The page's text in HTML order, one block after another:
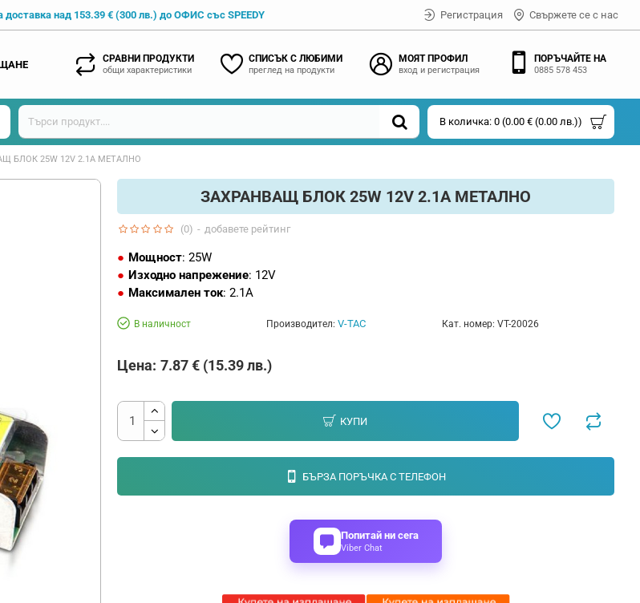
доставка над 153.39 € (300 лв.) до ОФИС със SPEEDY Регистрация Свържете се с нас
СРАВНИ ПРОДУКТИ
общи характеристики
СПИСЪК С ЛЮБИМИ
преглед на продукти
МОЯТ ПРОФИЛ
вход и регистрация
ПОРЪЧАЙТЕ НА
0885 578 453
В количка: 0 (0.00 € (0.00 лв.))
БЛОК 25W 12V 2.1A МЕТАЛНО
ЗАХРАНВАЩ БЛОК 25W 12V 2.1A МЕТАЛНО
Мощност: 25W
Изходно напрежение: 12V
Максимален ток: 2.1A
В наличност Производител: V-TAC Кат. номер: VT-20026
(0) - добавете рейтинг
Цена: 7.87 € (15.39 лв.)
КУПИ
БЪРЗА ПОРЪЧКА С ТЕЛЕФОН
Попитай ни сега
Viber Chat